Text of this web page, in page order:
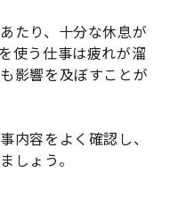
たり、十分な休息が
使う仕事は疲れが溜
影響を及ぼすことが
内容をよく確認し、
しょう。